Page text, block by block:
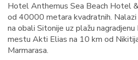
Hotel Anthemus Sea Beach Hotel
od 40000 metara kvadratnih. Nalazi
na obali Sitonije uz plažu
mestu Akti Elias na 10 km od
Marmarasa.